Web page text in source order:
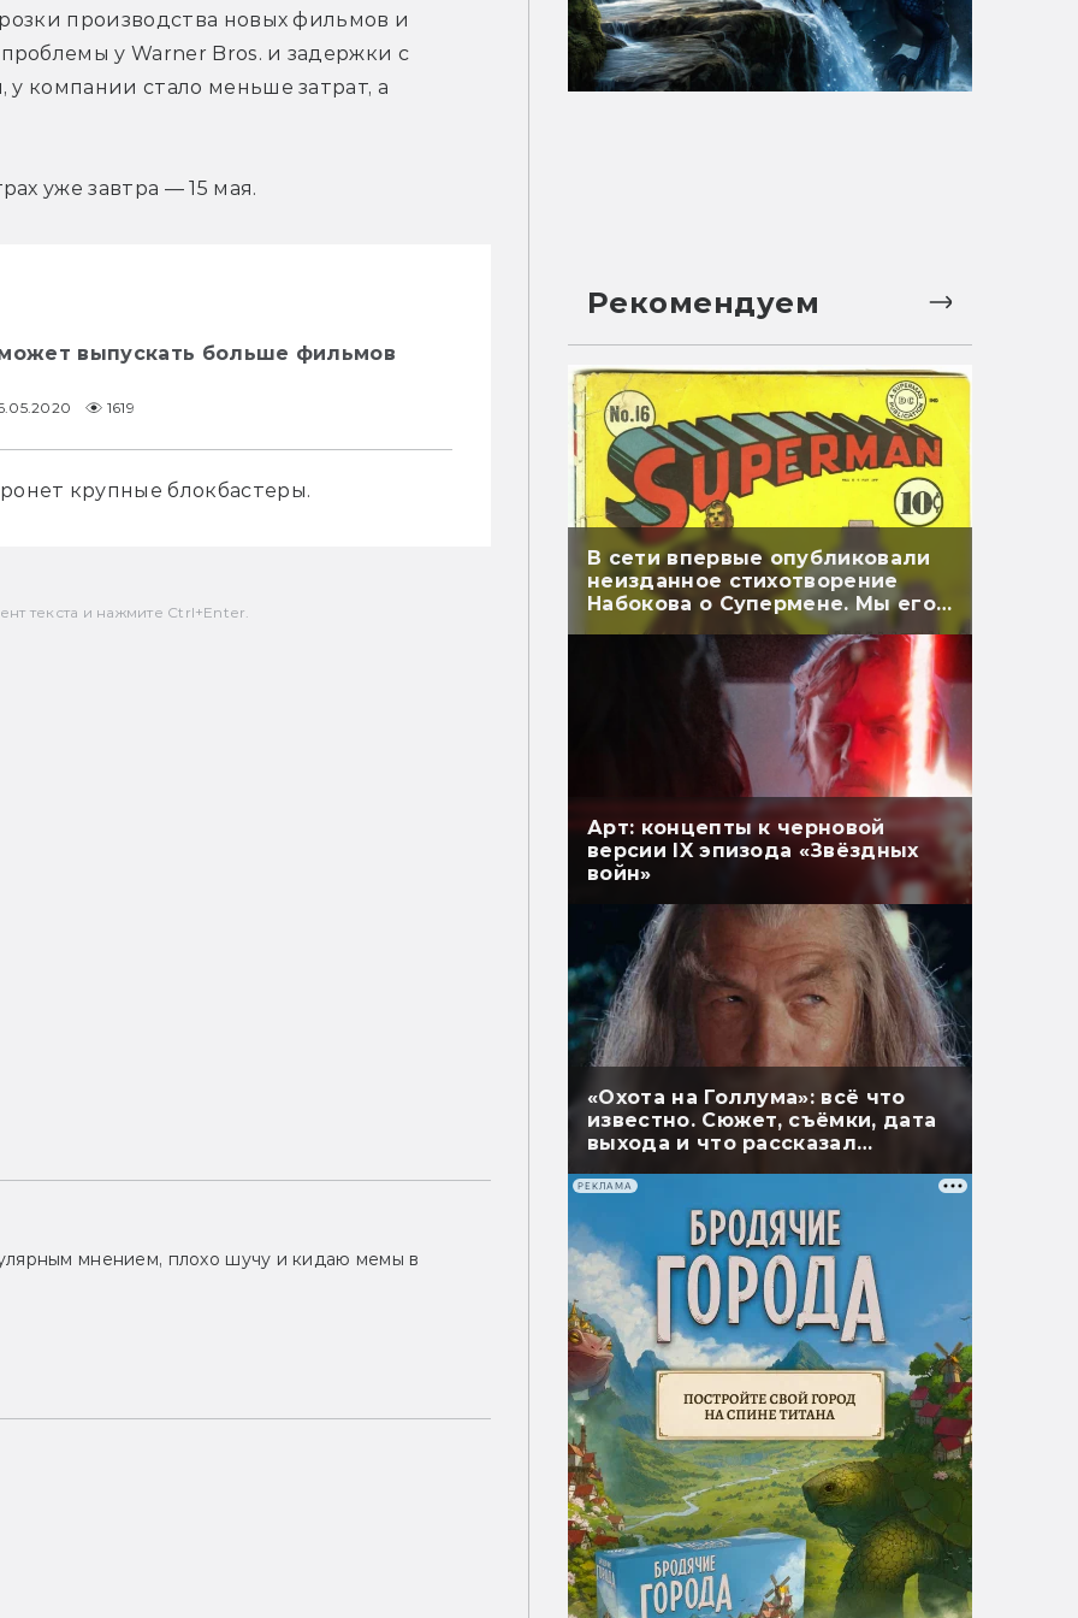
производства новых фильмов и
у Warner Bros. и задержки с
у компании стало меньше затрат, а
уже завтра — 15 мая.
выпускать больше фильмов
1619
крупные блокбастеры.
текста и нажмите Ctrl+Enter.
мнением, плохо шучу и кидаю мемы в
Рекомендуем
В сети впервые опубликовали
неизданное стихотворение
Набокова о Супермене. Мы его
перевели
Арт: концепты к черновой
версии IX эпизода «Звёздных
войн»
«Охота на Голлума»: всё что
известно. Сюжет, съёмки, дата
выхода и что рассказал
РЕКЛАМА